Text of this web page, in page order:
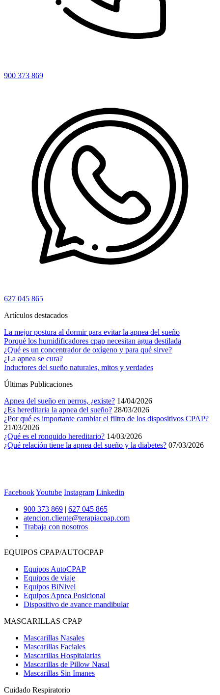
900 373 869
627 045 865
Artículos destacados
La mejor postura al dormir para evitar la apnea del sueño
Porqué los humidificadores cpap necesitan agua destilada
¿Qué es un concentrador de oxígeno y para qué sirve?
¿La apnea se cura?
Inductores del sueño naturales, mitos y verdades
Últimas Publicaciones
Apnea del sueño en perros, ¿existe? 14/04/2026
¿Es hereditaria la apnea del sueño? 28/03/2026
¿Por qué es importante cambiar el filtro de los dispositivos CPAP?
21/03/2026
¿Qué es el ronquido hereditario? 14/03/2026
¿Qué relación tiene la apnea del sueño y la diabetes? 07/03/2026
FacebookYoutube Instagram Linkedin
900 373 869 | 627 045 865
atencion.cliente@terapiacpap.com
Trabaja con nosotros
EQUIPOS CPAP/AUTOCPAP
Equipos AutoCPAP
Equipos de viaje
Equipos BiNivel
Equipos Apnea Posicional
Dispositivo de avance mandibular
MASCARILLAS CPAP
Mascarillas Nasales
Mascarillas Faciales
Mascarillas Hospitalarias
Mascarillas de Pillow Nasal
Mascarillas Sin Imanes
Cuidado Respiratorio